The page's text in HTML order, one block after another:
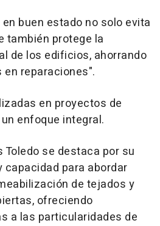
buen estado no solo evita
también protege la
de los edificios, ahorrando
reparaciones".
en proyectos de
enfoque integral.
Toledo se destaca por su
capacidad para abordar
de tejados y
ofreciendo
a las particularidades de